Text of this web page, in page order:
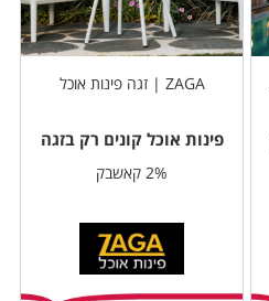
ZAGA | זגה פינות אוכל
פינות אוכל קונים רק בזגה
2% קאשבק